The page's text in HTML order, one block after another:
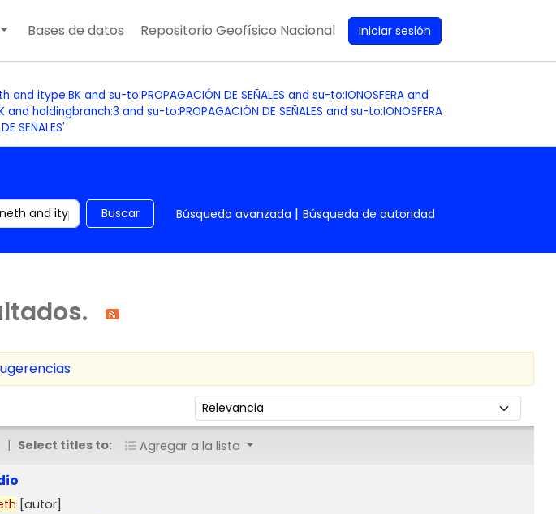
Bases de datos Repositorio Geofísico Nacional Iniciar sesión
itype:BK and su-to:PROPAGACIÓN DE SEÑALES and su-to:IONOSFERA and
holdingbranch:3 and su-to:PROPAGACIÓN DE SEÑALES and su-to:IONOSFERA
SEÑALES'
clave Buscar Búsqueda avanzada Búsqueda de autoridad
Ordenar por:
Select titles to: Agregar a la lista
[autor]